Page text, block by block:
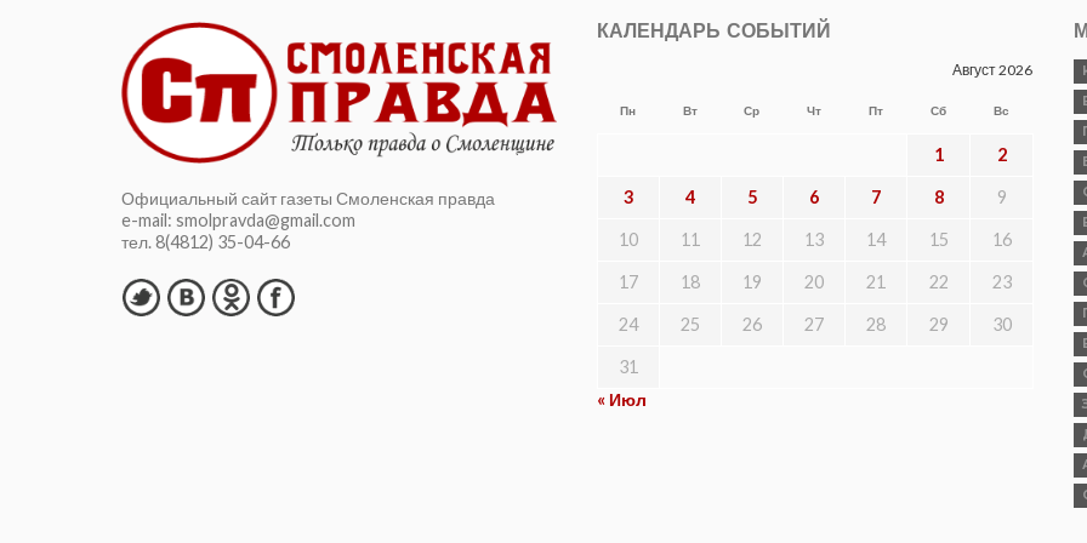
Официальный сайт газеты Смоленская правда
e-mail: smolpravda@gmail.com
тел. 8(4812) 35-04-66
КАЛЕНДАРЬ СОБЫТИЙ
Август 2026
Пн Вт Ср Чт Пт Сб Вс
1 2
3 4 5 6 7 8 9
10 11 12 13 14 15 16
17 18 19 20 21 22 23
24 25 26 27 28 29 30
31
« Июл